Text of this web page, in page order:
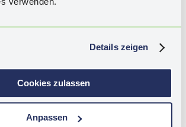
Details zeigen
Cookies zulassen
Anpassen
Messenger-RNA, mRNA, Lipidnanopartikel,
die Bayerische Landesärztekammer